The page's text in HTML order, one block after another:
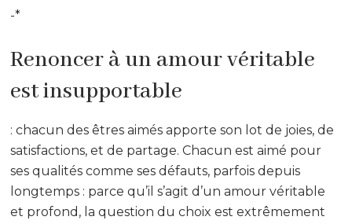
-*
Renoncer à un amour véritable
est insupportable
: chacun des êtres aimés apporte son lot de joies, de
satisfactions, et de partage. Chacun est aimé pour
ses qualités comme ses défauts, parfois depuis
longtemps : parce qu’il s’agit d’un amour véritable
et profond, la question du choix est extrêmement